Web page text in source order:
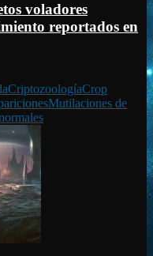
voladores
reportados en
CriptozoologíaCrop
Mutilaciones de